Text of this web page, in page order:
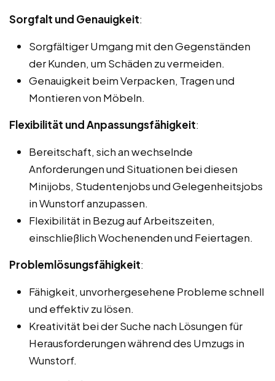
Sorgfalt und Genauigkeit:
Sorgfältiger Umgang mit den Gegenständen
der Kunden, um Schäden zu vermeiden.
Genauigkeit beim Verpacken, Tragen und
Montieren von Möbeln.
Flexibilität und Anpassungsfähigkeit:
Bereitschaft, sich an wechselnde
Anforderungen und Situationen bei diesen
Minijobs, Studentenjobs und Gelegenheitsjobs
in Wunstorf anzupassen.
Flexibilität in Bezug auf Arbeitszeiten,
einschließlich Wochenenden und Feiertagen.
Problemlösungsfähigkeit:
Fähigkeit, unvorhergesehene Probleme schnell
und effektiv zu lösen.
Kreativität bei der Suche nach Lösungen für
Herausforderungen während des Umzugs in
Wunstorf.